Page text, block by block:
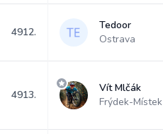
4912.
Tedoor
Ostrava
4913.
Vít Mlčák
Frýdek-Místek